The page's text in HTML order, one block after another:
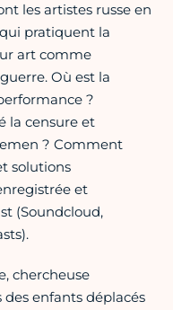
les artistes russe en
pratiquent la
art comme
Où est la
?
la censure et
? Comment
solutions
et
(Soundcloud,
chercheuse
enfants déplacés